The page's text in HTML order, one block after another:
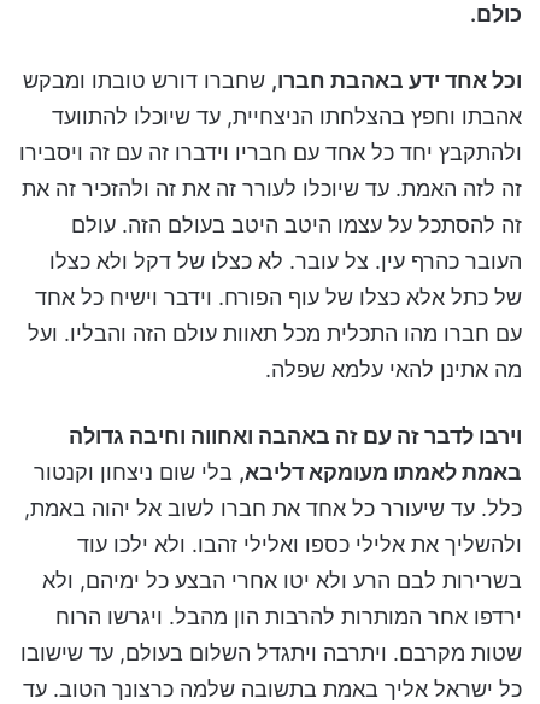
כולם.
וכל אחד ידע באהבת חברו, שחברו דורש טובתו ומבקש
אהבתו וחפץ בהצלחתו הניצחיית, עד שיוכלו להתוועד
ולהתקבץ יחד כל אחד עם חבריו וידברו זה עם זה ויסבירו
זה לזה האמת. עד שיוכלו לעורר זה את זה ולהזכיר זה את
זה להסתכל על עצמו היטב היטב בעולם הזה. עולם
העובר כהרף עין. צל עובר. לא כצלו של דקל ולא כצלו
של כתל אלא כצלו של עוף הפורח. וידבר וישיח כל אחד
עם חברו מהו התכלית מכל תאוות עולם הזה והבליו. ועל
מה אתינן להאי עלמא שפלה.
וירבו לדבר זה עם זה באהבה ואחווה וחיבה גדולה
באמת לאמתו מעומקא דליבא, בלי שום ניצחון וקנטור
כלל. עד שיעורר כל אחד את חברו לשוב אל יהוה באמת,
ולהשליך את אלילי כספו ואלילי זהבו. ולא ילכו עוד
בשרירות לבם הרע ולא יטו אחרי הבצע כל ימיהם, ולא
ירדפו אחר המותרות להרבות הון מהבל. ויגרשו הרוח
שטות מקרבם. ויתרבה ויתגדל השלום בעולם, עד שישובו
כל ישראל אליך באמת בתשובה שלמה כרצונך הטוב. עד